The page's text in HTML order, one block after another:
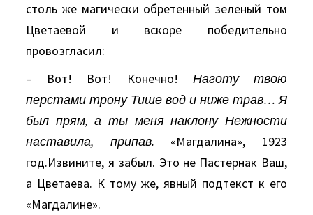
столь же магически обретенный зеленый том
Цветаевой и вскоре победительно
провозгласил:
– Вот! Вот! Конечно! Наготу твою
перстами трону Тише вод и ниже трав… Я
был прям, а ты меня наклону Нежности
наставила, припав. «Магдалина», 1923
год.Извините, я забыл. Это не Пастернак Ваш,
а Цветаева. К тому же, явный подтекст к его
«Магдалине».